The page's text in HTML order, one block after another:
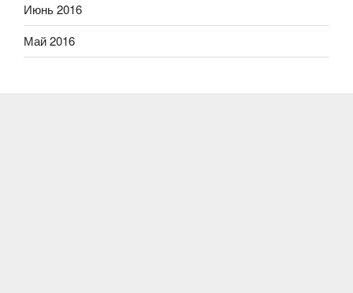
Июнь 2016
Май 2016